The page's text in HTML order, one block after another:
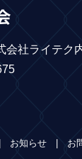
会社ライテク
お知らせ お